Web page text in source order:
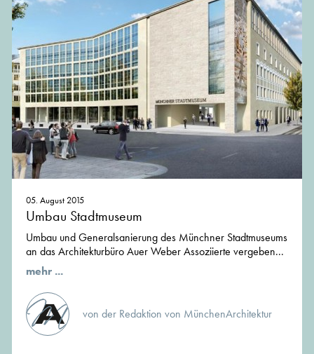
05. August 2015
Umbau Stadtmuseum
Umbau und Generalsanierung des Münchner Stadtmuseums
an das Architekturbüro Auer Weber Assoziierte vergeben...
mehr ...
von der Redaktion von MünchenArchitektur